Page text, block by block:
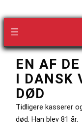
EN AF
I DANSK
DØD
Tidligere kasserer
død. Han blev 81 år.